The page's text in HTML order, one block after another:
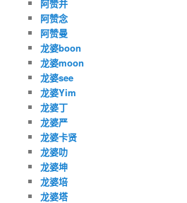
阿赞并
阿赞念
阿赞曼
龙婆boon
龙婆moon
龙婆see
龙婆Yim
龙婆丁
龙婆严
龙婆卡贤
龙婆叻
龙婆坤
龙婆培
龙婆塔